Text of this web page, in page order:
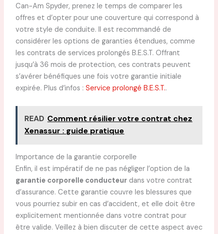
Can-Am Spyder, prenez le temps de comparer les
offres et d’opter pour une couverture qui correspond à
votre style de conduite. Il est recommandé de
considérer les options de garanties étendues, comme
les contrats de services prolongés B.E.S.T. Offrant
jusqu’à 36 mois de protection, ces contrats peuvent
s’avérer bénéfiques une fois votre garantie initiale
expirée. Plus d’infos : Service prolongé B.E.S.T..
READ Comment résilier votre contrat chez
Xenassur : guide pratique
Importance de la garantie corporelle
Enfin, il est impératif de ne pas négliger l’option de la
garantie corporelle conducteurdans votre contrat
d’assurance. Cette garantie couvre les blessures que
vous pourriez subir en cas d’accident, et elle doit être
explicitement mentionnée dans votre contrat pour
être valide. Veillez à bien discuter de cette aspect avec